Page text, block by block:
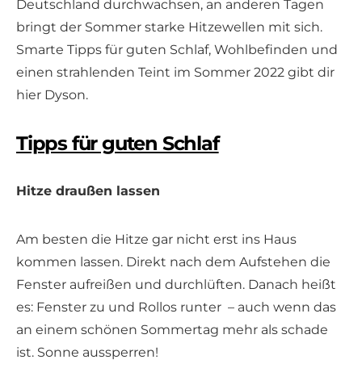
Deutschland durchwachsen, an anderen Tagen
bringt der Sommer starke Hitzewellen mit sich.
Smarte Tipps für guten Schlaf, Wohlbefinden und
einen strahlenden Teint im Sommer 2022 gibt dir
hier Dyson.
Tipps für guten Schlaf
Hitze draußen lassen
Am besten die Hitze gar nicht erst ins Haus
kommen lassen. Direkt nach dem Aufstehen die
Fenster aufreißen und durchlüften. Danach heißt
es: Fenster zu und Rollos runter – auch wenn das
an einem schönen Sommertag mehr als schade
ist. Sonne aussperren!